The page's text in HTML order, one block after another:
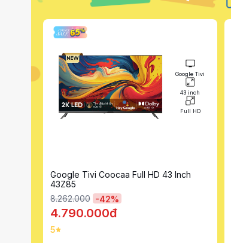
LED
55 inch
4K (Ultra HD)
Smart Tivi LG AI 4K 55 Inch
55UA7350PSB
16.362.000
-45%
8.990.000đ
5